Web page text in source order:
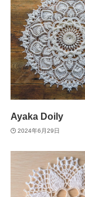
Ayaka Doily
2024年6月29日